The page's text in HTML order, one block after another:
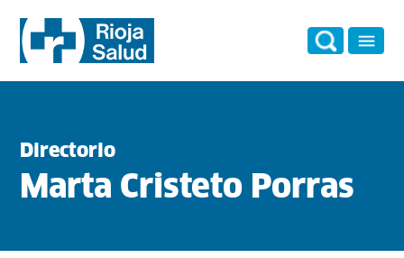
Directorio
Marta Cristeto Porras